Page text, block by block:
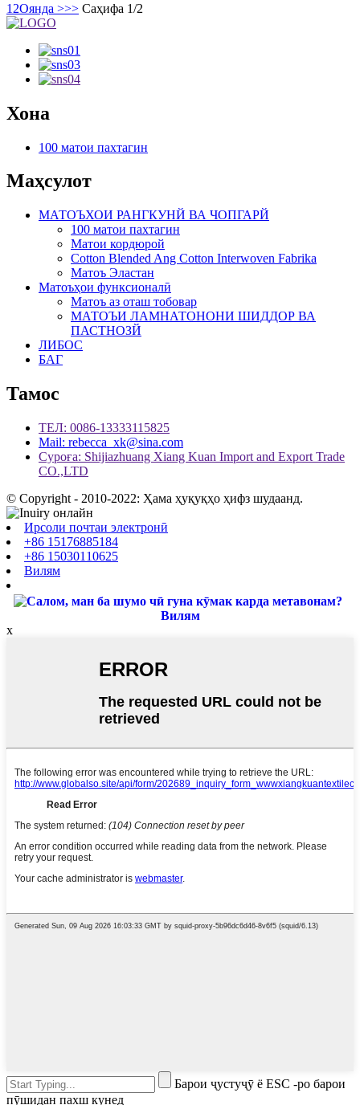
1 2Оянда >>> Саҳифа 1/2
Хона
100 матои пахтагин
Маҳсулот
МАТОЪХОИ РАНГКУНЙ ВА ЧОПГАРЙ
100 матои пахтагин
Матои кордюрой
Cotton Blended Ang Cotton Interwoven Fabrika
Матоъ Эластан
Матоъҳои функсионалӣ
Матоъ аз оташ тобовар
МАТОЪИ ЛАМНАТОНОНИ ШИДДОР ВА
ПАСТНОЗЙ
ЛИБОС
БАГ
Тамос
ТЕЛ: 0086-13333115825
Mail: rebecca_xk@sina.com
Суроға: Shijiazhuang Xiang Kuan Import and Export Trade
CO.,LTD
© Copyright - 2010-2022: Ҳама ҳуқуқҳо ҳифз шудаанд.
Ирсоли почтаи электронӣ
+86 15176885184
+86 15030110625
Вилям
Вилям
x
Барои ҷустуҷӯ ё ESC -ро барои
пӯшидан пахш кунед